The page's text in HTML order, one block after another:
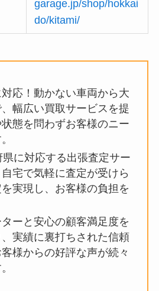
garage.jp/shop/hokkai
do/kitami/
応！動かない車両から大
幅広い買取サービスを提
態を問わずお客様のニー
に対応する出張査定サー
宅で気軽に査定が受けら
実現し、お客様の負担を
ーと安心の顧客満足度を
実績に裏打ちされた信頼
様からの好評な声が続々